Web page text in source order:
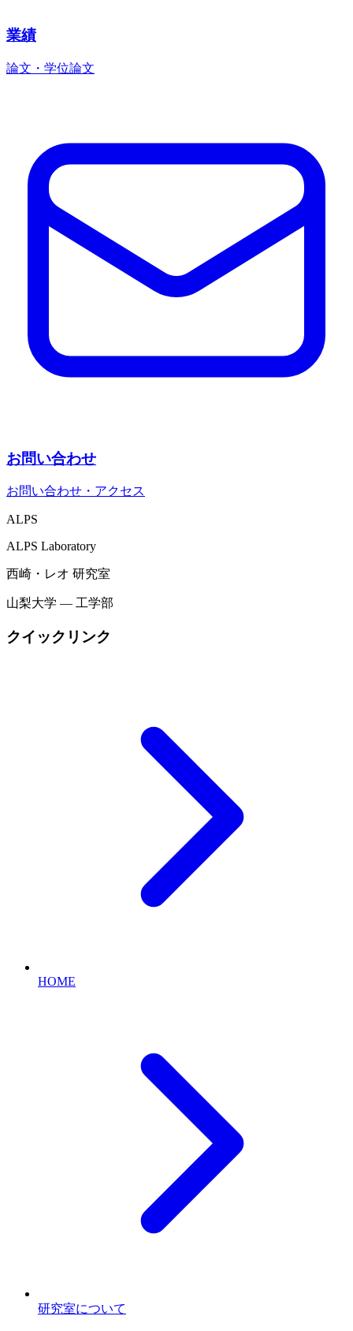
業績
論文・学位論文
お問い合わせ
お問い合わせ・アクセス
ALPS
ALPS Laboratory
西崎・レオ 研究室
山梨大学 — 工学部
クイックリンク
HOME
研究室について